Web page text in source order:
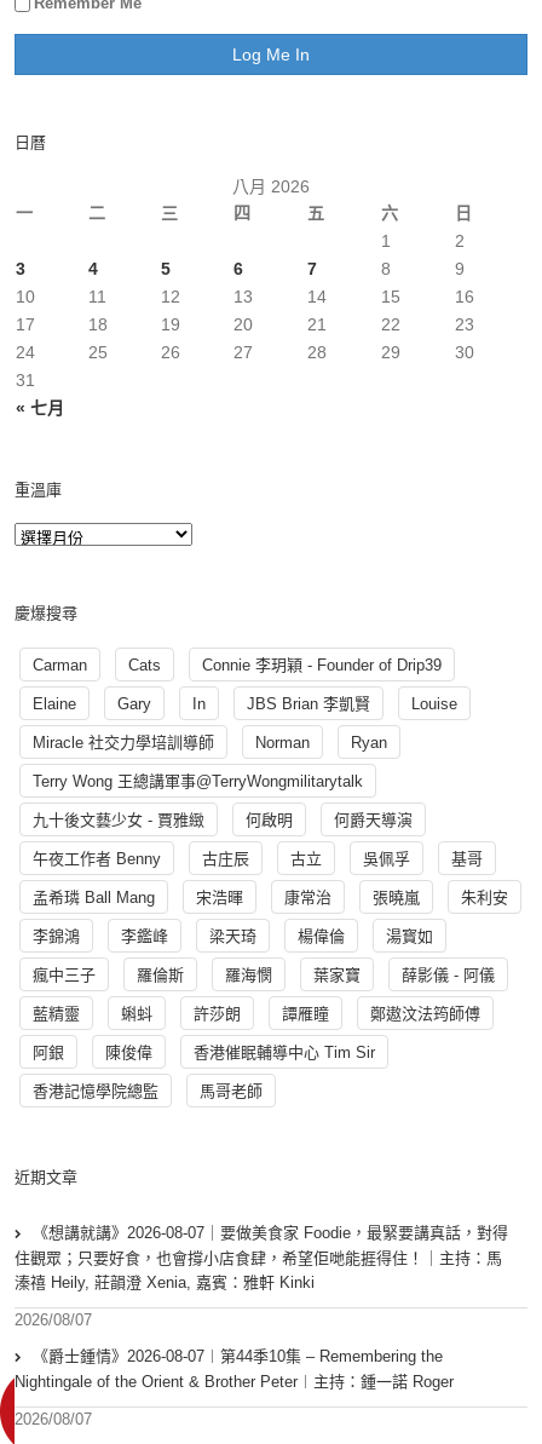
日曆
八月 2026
一
二 三 四 五 六 日
« 七月
1
2
3
4 5 6 7 8
9
10
11 12 13 14 15
16
17
18 19 20 21 22
23
24
25 26 27 28 29
30
31
重溫庫
慶爆搜尋
Carman Cats Connie 李玥穎 - Founder of Drip39
Elaine Gary In JBS Brian 李凱賢 Louise
Miracle 社交力學培訓導師 Norman Ryan
Terry Wong 王總講軍事@TerryWongmilitarytalk
九十後文藝少女 - 賈雅緻 何啟明 何爵天導演
午夜工作者 Benny 古庄辰 古立 吳佩孚 基哥
孟希璘 Ball Mang 宋浩暉 康常治 張曉嵐 朱利安
李錦鴻 李鑑峰 梁天琦 楊偉倫 湯寳如
瘋中三子 羅倫斯 羅海憫 葉家寶 薛影儀 - 阿儀
藍精靈 蝌蚪 許莎朗 譚雁瞳 鄭遨汶法筠師傅
阿銀 陳俊偉 香港催眠輔導中心 Tim Sir
香港記憶學院總監 馬哥老師
近期文章
《想講就講》2026-08-07｜要做美食家 Foodie，最緊要講真話，對得
住觀眾；只要好食，也會撐小店食肆，希望佢哋能捱得住！｜主持：馬
溱禧 Heily, 莊韻澄 Xenia, 嘉賓：雅軒 Kinki
2026/08/07
《爵士鍾情》2026-08-07︱第44季10集 – Remembering the
Nightingale of the Orient & Brother Peter︱主持：鍾一諾 Roger
2026/08/07